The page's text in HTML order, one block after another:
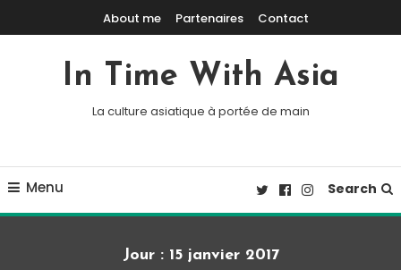
Skip To ContentAbout me Partenaires Contact
In Time With Asia
La culture asiatique à portée de main
Menu Search
Jour : 15 janvier 2017